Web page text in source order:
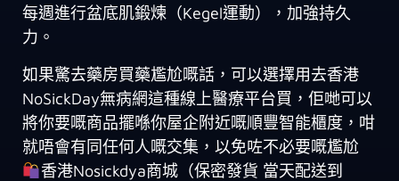
每週進行盆底肌鍛煉（Kegel運動），加強持久
力。
如果驚去藥房買藥尷尬嘅話，可以選擇用去香港
NoSickDay無病網這種線上醫療平台買，佢哋可以
將你要嘅商品擺喺你屋企附近嘅順豐智能櫃度，咁
就唔會有同任何人嘅交集，以免咗不必要嘅尷尬
香港Nosickdya商城（保密發貨 當天配送到